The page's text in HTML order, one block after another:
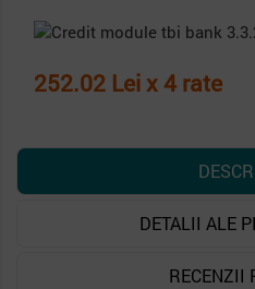
252.02 Lei x 4 rate
DETALII ALE
RECENZII